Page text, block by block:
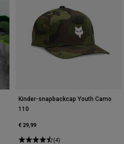
Kinder-snapbackcap Youth Camo
110
€ 29,99
(4)